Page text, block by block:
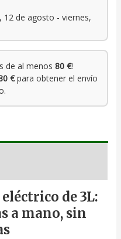
12 de agosto - viernes,
de al menos 80 €!
€para obtener el envío
de 3L:
a mano, sin